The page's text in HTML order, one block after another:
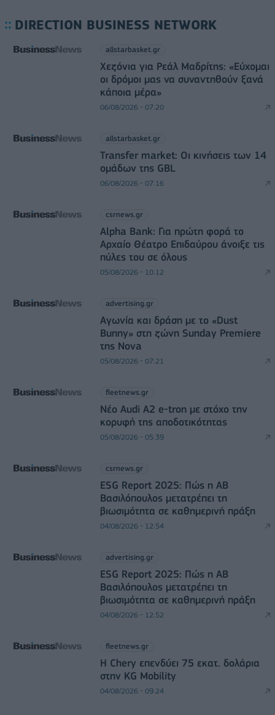
DIRECTION BUSINESS NETWORK
allstarbasket.gr
Χεζόνια για Ρεάλ Μαδρίτης: «Εύχομαι
οι δρόμοι μας να συναντηθούν ξανά
κάποια μέρα»
06/08/2026 - 07:20
allstarbasket.gr
Transfer market: Οι κινήσεις των 14
ομάδων της GBL
06/08/2026 - 07:16
csrnews.gr
Alpha Bank: Για πρώτη φορά το
Αρχαίο Θέατρο Επιδαύρου άνοιξε τις
πύλες του σε όλους
05/08/2026 - 10:12
advertising.gr
Αγωνία και δράση με το «Dust
Bunny» στη ζώνη Sunday Premiere
της Nova
05/08/2026 - 07:21
fleetnews.gr
Νέο Audi A2 e-tron με στόχο την
κορυφή της αποδοτικότητας
05/08/2026 - 05:39
csrnews.gr
ESG Report 2025: Πώς η ΑΒ
Βασιλόπουλος μετατρέπει τη
βιωσιμότητα σε καθημερινή πράξη
04/08/2026 - 12:54
advertising.gr
ESG Report 2025: Πώς η ΑΒ
Βασιλόπουλος μετατρέπει τη
βιωσιμότητα σε καθημερινή πράξη
04/08/2026 - 12:52
fleetnews.gr
Η Chery επενδύει 75 εκατ. δολάρια
στην KG Mobility
04/08/2026 - 09:24